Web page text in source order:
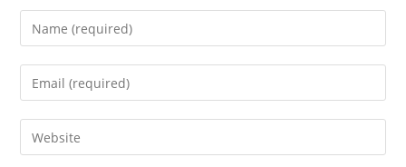
Enter
your
name
comment
Enter
your
email
address
Enter
your